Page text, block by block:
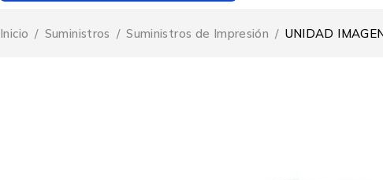
Inicio / Suministros / Suministros de Impresión / UNIDAD